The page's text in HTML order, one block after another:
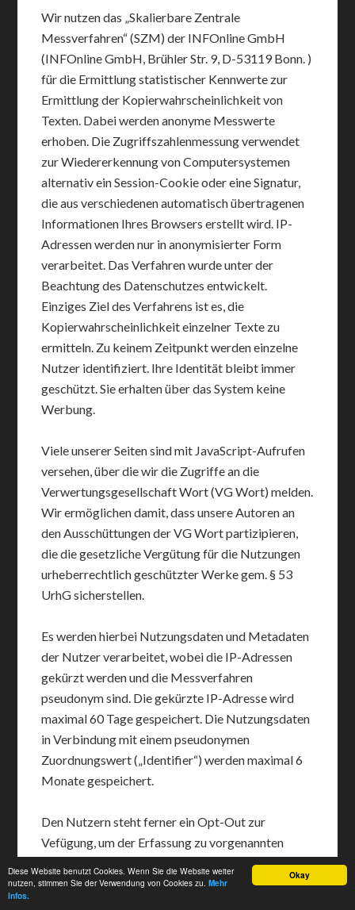
Okay
Diese Website benutzt Cookies. Wenn Sie die Website weiter
nutzen, stimmen Sie der Verwendung von Cookies zu. Mehr
Infos.
Wir nutzen das „Skalierbare Zentrale
Messverfahren“ (SZM) der INFOnline GmbH
(INFOnline GmbH, Brühler Str. 9, D-53119 Bonn. )
für die Ermittlung statistischer Kennwerte zur
Ermittlung der Kopierwahrscheinlichkeit von
Texten. Dabei werden anonyme Messwerte
erhoben. Die Zugriffszahlenmessung verwendet
zur Wiedererkennung von Computersystemen
alternativ ein Session-Cookie oder eine Signatur,
die aus verschiedenen automatisch übertragenen
Informationen Ihres Browsers erstellt wird. IP-
Adressen werden nur in anonymisierter Form
verarbeitet. Das Verfahren wurde unter der
Beachtung des Datenschutzes entwickelt.
Einziges Ziel des Verfahrens ist es, die
Kopierwahrscheinlichkeit einzelner Texte zu
ermitteln. Zu keinem Zeitpunkt werden einzelne
Nutzer identifiziert. Ihre Identität bleibt immer
geschützt. Sie erhalten über das System keine
Werbung.
Viele unserer Seiten sind mit JavaScript-Aufrufen
versehen, über die wir die Zugriffe an die
Verwertungsgesellschaft Wort (VG Wort) melden.
Wir ermöglichen damit, dass unsere Autoren an
den Ausschüttungen der VG Wort partizipieren,
die die gesetzliche Vergütung für die Nutzungen
urheberrechtlich geschützter Werke gem. § 53
UrhG sicherstellen.
Es werden hierbei Nutzungsdaten und Metadaten
der Nutzer verarbeitet, wobei die IP-Adressen
gekürzt werden und die Messverfahren
pseudonym sind. Die gekürzte IP-Adresse wird
maximal 60 Tage gespeichert. Die Nutzungsdaten
in Verbindung mit einem pseudonymen
Zuordnungswert („Identifier“) werden maximal 6
Monate gespeichert.
Den Nutzern steht ferner ein Opt-Out zur
Vefügung, um der Erfassung zu vorgenannten
https://optout.ioam.de. Weitere Informationen